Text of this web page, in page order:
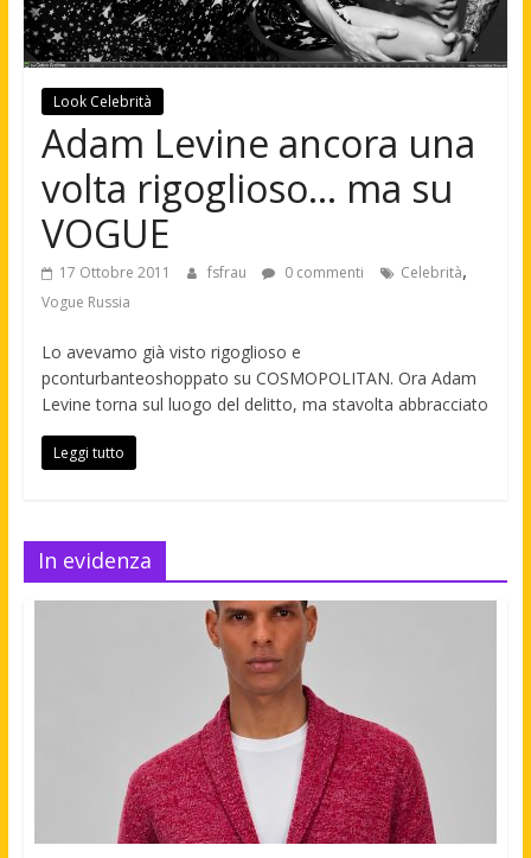
Look Celebrità
Adam Levine ancora una
volta rigoglioso… ma su
VOGUE
17 Ottobre 2011 fsfrau 0 commenti Celebrità,
Vogue Russia
Lo avevamo già visto rigoglioso e
pconturbanteoshoppato su COSMOPOLITAN. Ora Adam
Levine torna sul luogo del delitto, ma stavolta abbracciato
Leggi tutto
In evidenza